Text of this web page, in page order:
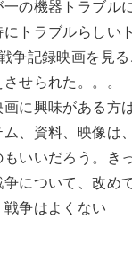
の機器トラブル
トラブルらしい
争記録映画を見
せられた。。。
に興味がある方
、資料、映像は
いいだろう。き
について、改め
争はよくない